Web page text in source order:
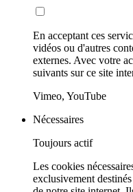
En acceptant ces
vidéos ou d'autres
externes. Avec votre
suivants sur ce site
Vimeo, YouTube
Nécessaires
Toujours actif
Les cookies
exclusivement